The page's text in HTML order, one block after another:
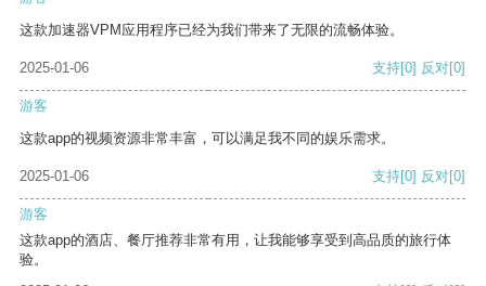
这款加速器VPM应用程序已经为我们带来了无限的流畅体验。
2025-01-06 支持[0] 反对[0]
游客
这款app的视频资源非常丰富，可以满足我不同的娱乐需求。
2025-01-06 支持[0] 反对[0]
游客
这款app的酒店、餐厅推荐非常有用，让我能够享受到高品质的旅行体
验。